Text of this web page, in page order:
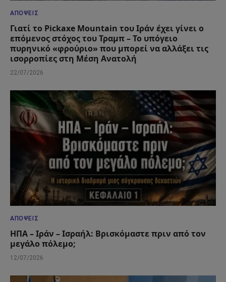
ΑΠΌΨΕΙΣ
Γιατί το Pickaxe Mountain του Ιράν έχει γίνει ο
επόμενος στόχος του Τραμπ – Το υπόγειο
πυρηνικό «φρούριο» που μπορεί να αλλάξει τις
ισορροπίες στη Μέση Ανατολή
22/07/2026
ΑΠΌΨΕΙΣ
ΗΠΑ – Ιράν – Ισραήλ: Βρισκόμαστε πριν από τον
μεγάλο πόλεμο;
12/07/2026